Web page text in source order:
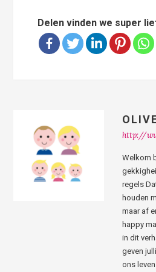
Delen vinden we super
http://
Welkom
regels
houden
maar af
happy
in dit
geven
ons